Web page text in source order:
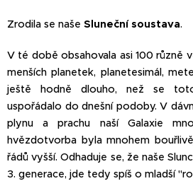
Zrodila se naše Sluneční soustava.
V té době obsahovala asi 100 různě
menších planetek, planetesimál,
ještě hodně dlouho, než se
uspořádalo do dnešní podoby. V
plynu a prachu naší Galaxie
hvězdotvorba byla mnohem
řádů vyšší. Odhaduje se, že naše
3. generace, jde tedy spíš o mladší